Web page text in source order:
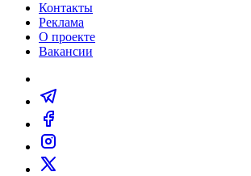
Контакты
Реклама
О проекте
Вакансии